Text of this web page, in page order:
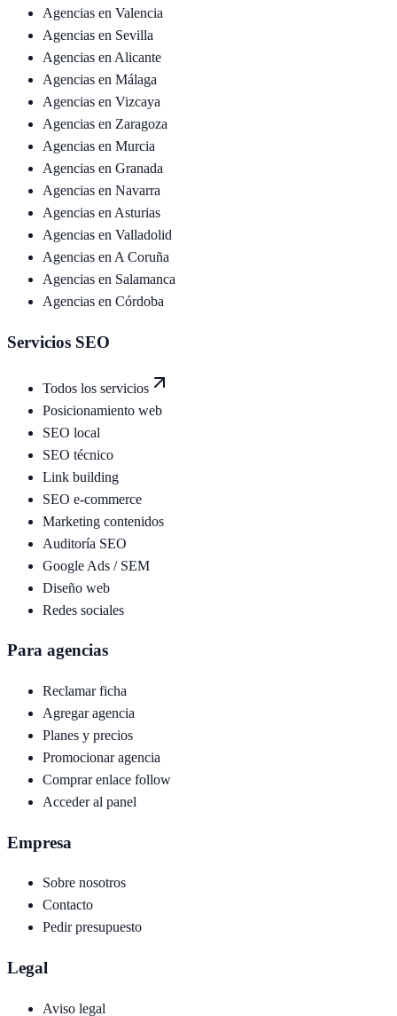
Agencias en Valencia
Agencias en Sevilla
Agencias en Alicante
Agencias en Málaga
Agencias en Vizcaya
Agencias en Zaragoza
Agencias en Murcia
Agencias en Granada
Agencias en Navarra
Agencias en Asturias
Agencias en Valladolid
Agencias en A Coruña
Agencias en Salamanca
Agencias en Córdoba
Servicios SEO
Todos los servicios
Posicionamiento web
SEO local
SEO técnico
Link building
SEO e-commerce
Marketing contenidos
Auditoría SEO
Google Ads / SEM
Diseño web
Redes sociales
Para agencias
Reclamar ficha
Agregar agencia
Planes y precios
Promocionar agencia
Comprar enlace follow
Acceder al panel
Empresa
Sobre nosotros
Contacto
Pedir presupuesto
Legal
Aviso legal